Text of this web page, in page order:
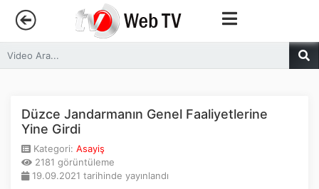
Anasayfa
Canlı Yayın
Kategoriler
Düzce Jandarmanın Genel Faaliyetlerine
Yine Girdi
Kategori: Asayiş
2181 görüntüleme
19.09.2021 tarihinde yayınlandı